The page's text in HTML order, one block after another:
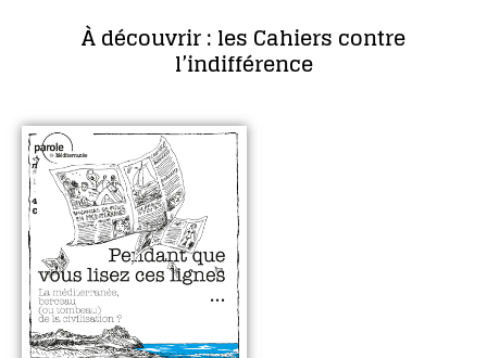
À découvrir : les Cahiers contre
l’indifférence